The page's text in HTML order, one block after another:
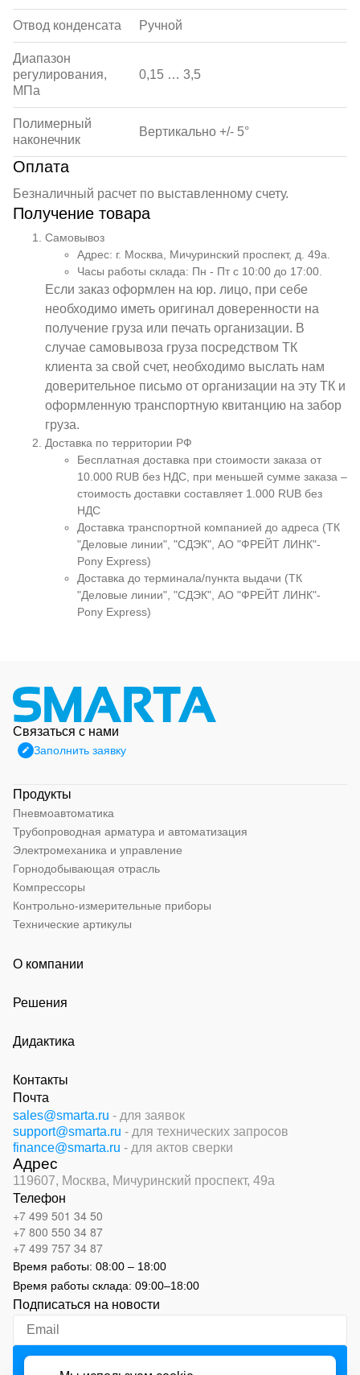
Отвод конденсата Ручной
Диапазон
регулирования,
МПа
0,15 … 3,5
Полимерный
наконечник
Вертикально +/- 5°
Оплата
Безналичный расчет по выставленному счету.
Получение товара
Самовывоз
Адрес: г. Москва, Мичуринский проспект, д. 49а.
Часы работы склада: Пн - Пт с 10:00 до 17:00.
Если заказ оформлен на юр. лицо, при себе
необходимо иметь оригинал доверенности на
получение груза или печать организации. В
случае самовывоза груза посредством ТК
клиента за свой счет, необходимо выслать нам
доверительное письмо от организации на эту ТК и
оформленную транспортную квитанцию на забор
груза.
Доставка по территории РФ
Бесплатная доставка при стоимости заказа от
10.000 RUB без НДС, при меньшей сумме заказа –
стоимость доставки составляет 1.000 RUB без
НДС
Доставка транспортной компанией до адреса (ТК
"Деловые линии", "СДЭК", АО "ФРЕЙТ ЛИНК"-
Pony Express)
Доставка до терминала/пункта выдачи (ТК
"Деловые линии", "СДЭК", АО "ФРЕЙТ ЛИНК"-
Pony Express)
Связаться с нами
Заполнить заявку
Продукты
Пневмоавтоматика
Трубопроводная арматура и автоматизация
Электромеханика и управление
Горнодобывающая отрасль
Компрессоры
Контрольно-измерительные приборы
Технические артикулы
О компании
Решения
Дидактика
Контакты
Почта
sales@smarta.ru - для заявок
support@smarta.ru - для технических запросов
finance@smarta.ru - для актов сверки
Адрес
119607, Москва, Мичуринский проспект, 49а
Телефон
+7 499 501 34 50
+7 800 550 34 87
+7 499 757 34 87
Время работы: 08:00 – 18:00
Время работы склада: 09:00–18:00
Подписаться на новости